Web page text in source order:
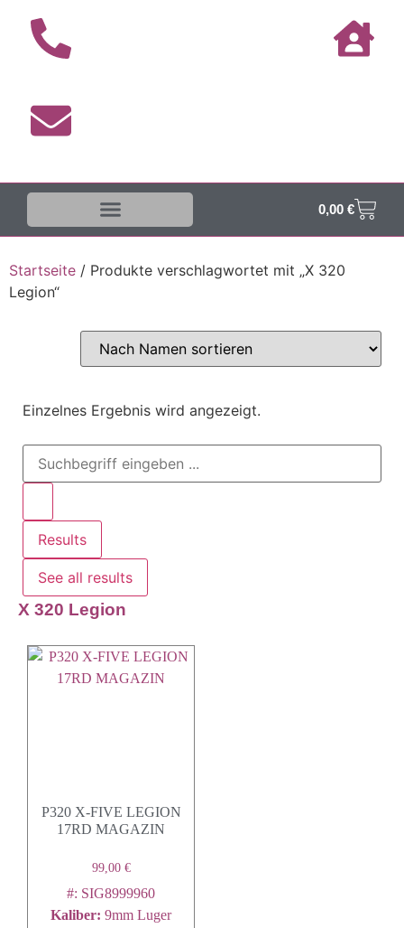
0,00 €
Startseite / Produkte verschlagwortet mit „X 320
Legion“
Einzelnes Ergebnis wird angezeigt.
Results
See all results
X 320 Legion
P320 X-FIVE LEGION
17RD MAGAZIN
99,00 €
#: SIG8999960
Kaliber:9mm Luger